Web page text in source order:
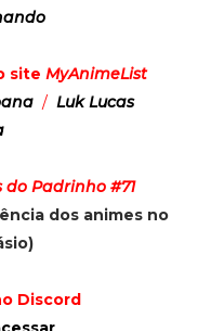
site MyAnimeList
/ Luk Lucas
do Padrinho #71
dos animes no
Discord